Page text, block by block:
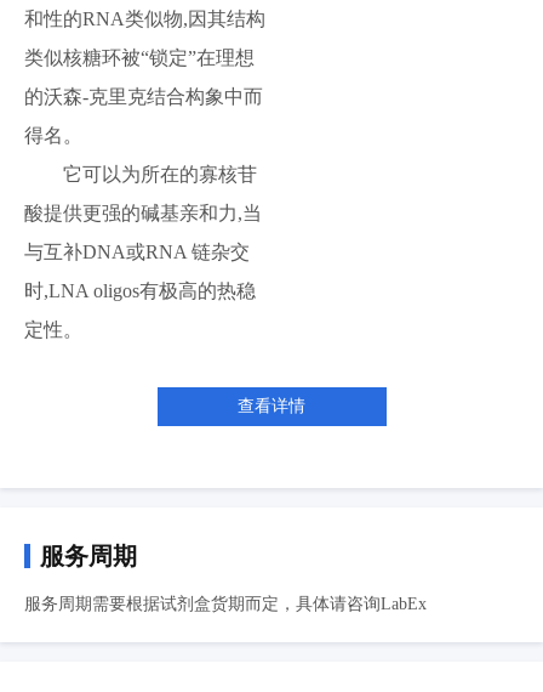
和性的RNA类似物,因其结构
类似核糖环被“锁定”在理想
的沃森-克里克结合构象中而
得名。
它可以为所在的寡核苷
酸提供更强的碱基亲和力,当
与互补DNA或RNA 链杂交
时,LNA oligos有极高的热稳
定性。
查看详情
服务周期
服务周期需要根据试剂盒货期而定，具体请咨询LabEx